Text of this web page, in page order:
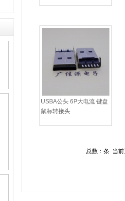
USBA公头 6P大电流 键盘
鼠标转接头
总数：条 当前